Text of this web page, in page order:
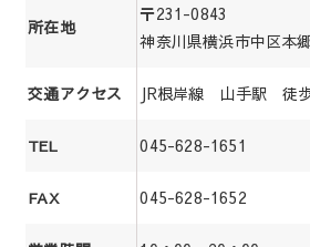
所在地
〒231-0843
神奈川県横浜市中区本
交通アクセス JR根岸線 山手駅 徒
TEL 045-628-1651
FAX 045-628-1652